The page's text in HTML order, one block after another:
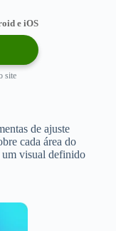
e iOS
site
de ajuste
cada área do
um visual definido